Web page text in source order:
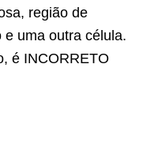
região de
uma outra célula.
é INCORRETO